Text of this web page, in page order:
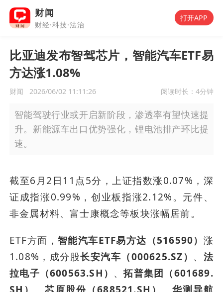
财闻
财经·科技·法治
打开APP
比亚迪发布智驾芯片，智能汽车ETF易
方达涨1.08%
财闻 2026/06/02 11:11:26 阅读时长： 4分钟
智能驾驶行业或开启新阶段，渗透率有望快速提
升。新能源车出口优势强化，锂电池排产环比提
速。
截至6月2日11点5分，上证指数涨0.07%，深
证成指涨0.99%，创业板指涨2.12%。元件、
非金属材料、富士康概念等板块涨幅居前。
ETF方面，智能汽车ETF易方达（516590） 涨
1.08%，成分股长安汽车（000625.SZ） 、 法
拉电子（600563.SH） 、拓普集团（601689.